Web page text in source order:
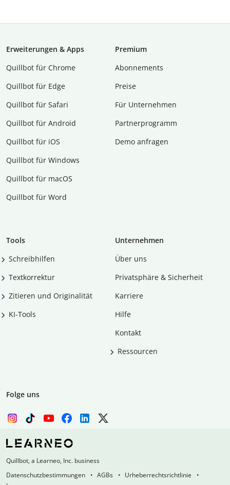
Erweiterungen & Apps
Quillbot für Chrome
Quillbot für Edge
Quillbot für Safari
Quillbot für Android
Quillbot für iOS
Quillbot für Windows
Quillbot für macOS
Quillbot für Word
Premium
Abon­ne­ments
Preise
Für Unternehmen
Partnerprogramm
Demo anfragen
Tools
Schreibhilfen
Textkorrektur
Zitieren und Originalität
KI-Tools
Unternehmen
Über uns
Privatsphäre & Sicherheit
Karriere
Hilfe
Kontakt
Ressourcen
Folge uns
Quillbot, a Learneo, Inc. business
Datenschutzbestimmungen
AGBs
Urheberrechtsrichtlinie